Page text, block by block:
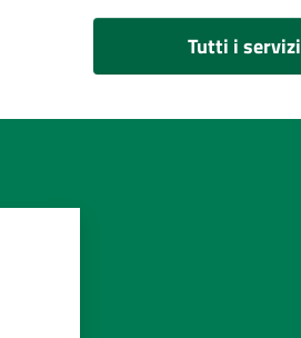
Tutti i servizi